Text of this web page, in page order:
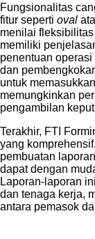
Fungsionalitas
fitur seperti oval
menilai
memiliki
penentuan
dan
untuk
memungkinkan
pengambilan
Terakhir, FTI
yang
pembuatan
dapat dengan
Laporan-laporan
dan tenaga kerja,
antara pemasok